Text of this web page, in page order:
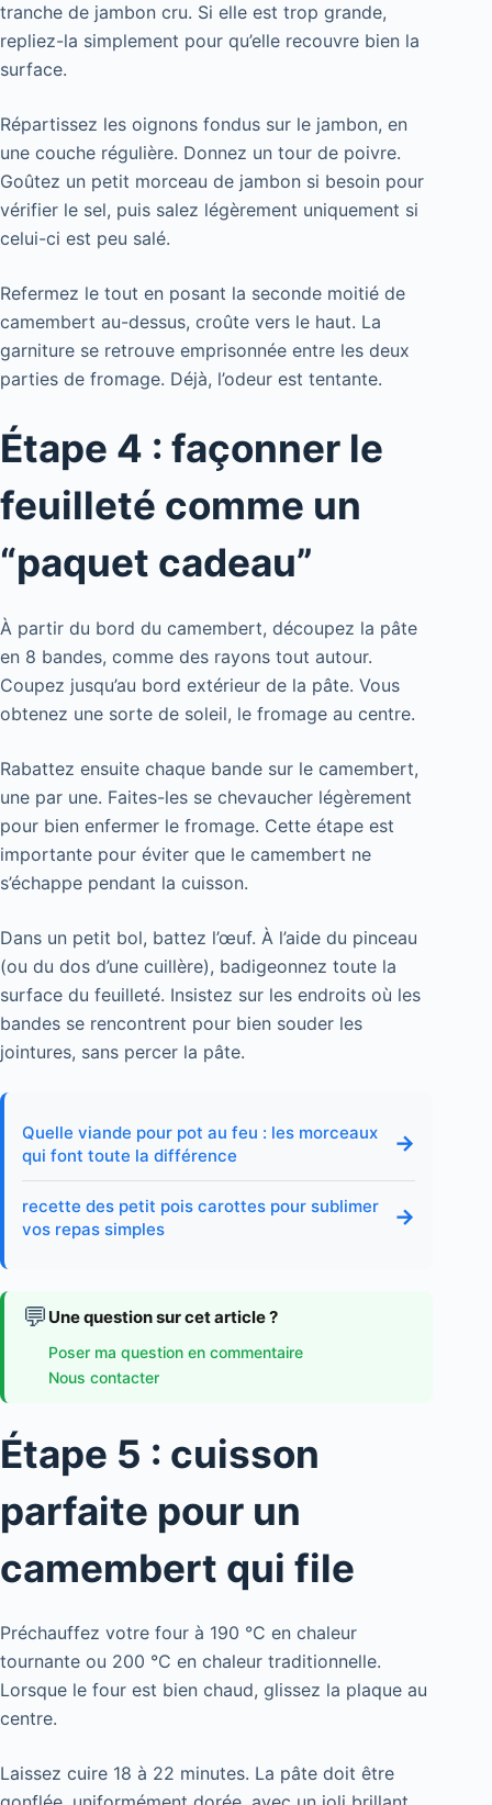
tranche de jambon cru. Si elle est trop grande,
repliez-la simplement pour qu’elle recouvre bien la
surface.
Répartissez les oignons fondus sur le jambon, en
une couche régulière. Donnez un tour de poivre.
Goûtez un petit morceau de jambon si besoin pour
vérifier le sel, puis salez légèrement uniquement si
celui-ci est peu salé.
Refermez le tout en posant la seconde moitié de
camembert au-dessus, croûte vers le haut. La
garniture se retrouve emprisonnée entre les deux
parties de fromage. Déjà, l’odeur est tentante.
Étape 4 : façonner le
feuilleté comme un
“paquet cadeau”
À partir du bord du camembert, découpez la pâte
en 8 bandes, comme des rayons tout autour.
Coupez jusqu’au bord extérieur de la pâte. Vous
obtenez une sorte de soleil, le fromage au centre.
Rabattez ensuite chaque bande sur le camembert,
une par une. Faites-les se chevaucher légèrement
pour bien enfermer le fromage. Cette étape est
importante pour éviter que le camembert ne
s’échappe pendant la cuisson.
Dans un petit bol, battez l’œuf. À l’aide du pinceau
(ou du dos d’une cuillère), badigeonnez toute la
surface du feuilleté. Insistez sur les endroits où les
bandes se rencontrent pour bien souder les
jointures, sans percer la pâte.
Quelle viande pour pot au feu : les morceaux
qui font toute la différence
→
recette des petit pois carottes pour sublimer
vos repas simples
→
💬 Une question sur cet article ?
Poser ma question en commentaire
Nous contacter
Étape 5 : cuisson
parfaite pour un
camembert qui file
Préchauffez votre four à 190 °C en chaleur
tournante ou 200 °C en chaleur traditionnelle.
Lorsque le four est bien chaud, glissez la plaque au
centre.
Laissez cuire 18 à 22 minutes. La pâte doit être